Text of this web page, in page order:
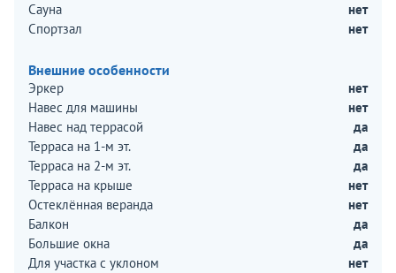
Сауна
нет
Спортзал
нет
Внешние особенности
Эркер
нет
Навес для машины
нет
Навес над террасой
да
Терраса на 1-м эт.
да
Терраса на 2-м эт.
да
Терраса на крыше
нет
Остеклённая веранда
нет
Балкон
да
Большие окна
да
Для участка с уклоном
нет